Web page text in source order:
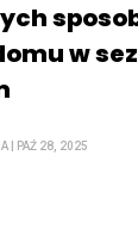
w
PAŹ 28, 2025